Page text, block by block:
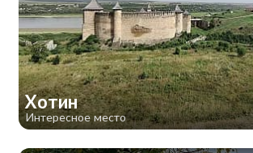
Хотин
Интересное место